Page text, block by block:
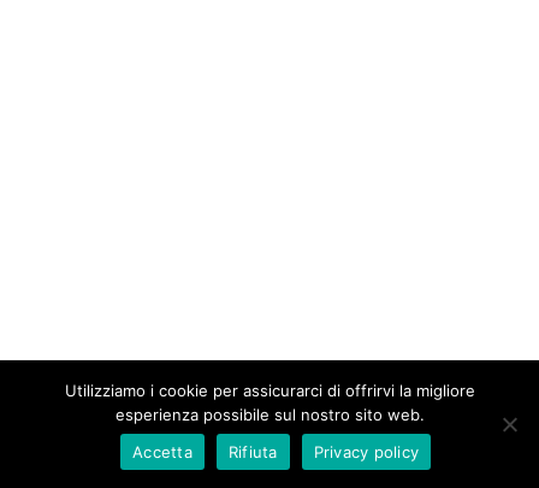
Utilizziamo i cookie per assicurarci di offrirvi la migliore
esperienza possibile sul nostro sito web.
Accetta
Rifiuta Privacy policy